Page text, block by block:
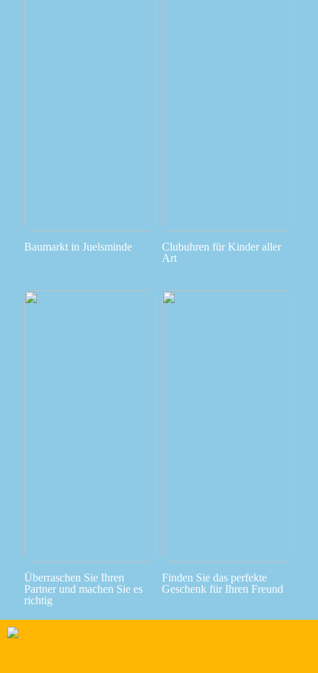
Baumarkt in Juelsminde
Clubuhren für Kinder aller
Art
Überraschen Sie Ihren
Partner und machen Sie es
richtig
Finden Sie das perfekte
Geschenk für Ihren Freund